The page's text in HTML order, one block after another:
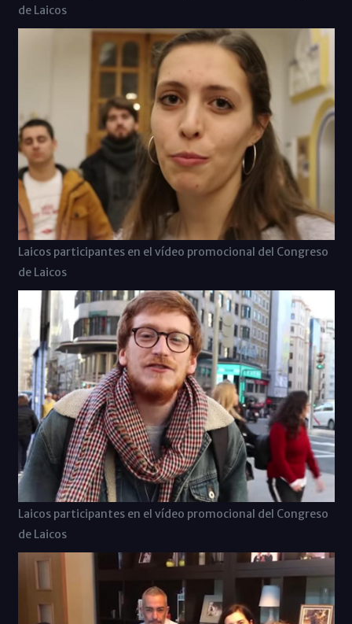
de Laicos
Laicos participantes en el vídeo promocional del Congreso
de Laicos
Laicos participantes en el vídeo promocional del Congreso
de Laicos